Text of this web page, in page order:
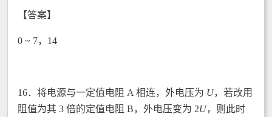
【答案】
0 ~ 7，14
16．将电源与一定值电阻 A 相连，外电压为 U，若改用
阻值为其 3 倍的定值电阻 B，外电压变为 2U，则此时